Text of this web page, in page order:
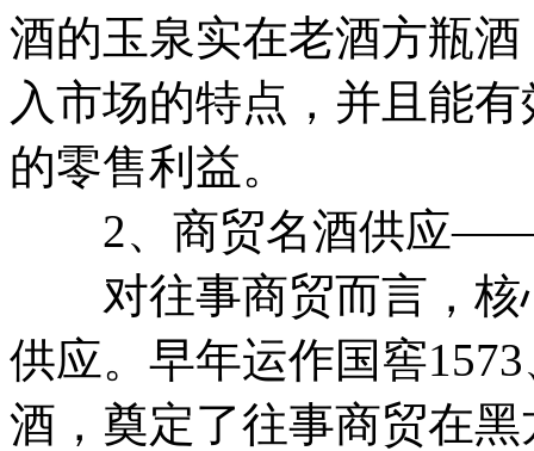
酒的玉泉实在老酒方瓶
入市场的特点，并且能
的零售利益。
2、商贸名酒供应——
对往事商贸而言，核
供应。早年运作国窖
酒，奠定了往事商贸在